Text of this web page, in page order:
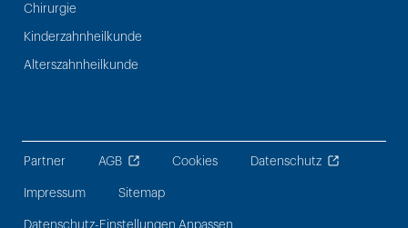
Chirurgie
Kinderzahnheilkunde
Alterszahnheilkunde
Partner AGB Cookies Datenschutz
Impressum Sitemap
Datenschutz-Einstellungen Anpassen